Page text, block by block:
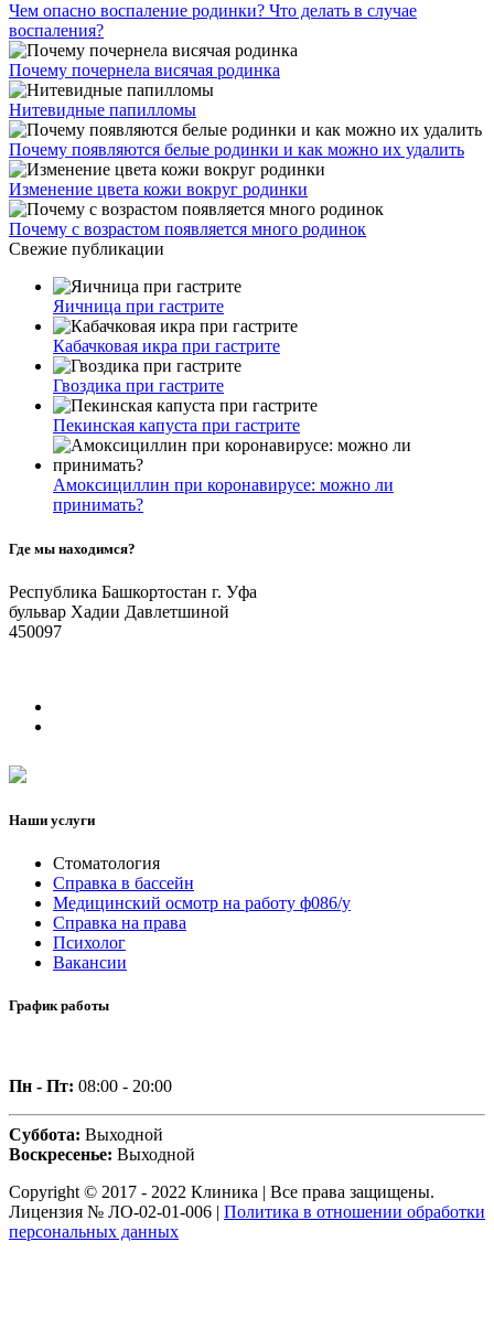
Чем опасно воспаление родинки? Что делать в случае
воспаления?
Почему почернела висячая родинка
Нитевидные папилломы
Почему появляются белые родинки и как можно их удалить
Изменение цвета кожи вокруг родинки
Почему с возрастом появляется много родинок
Свежие публикации
Яичница при гастрите
Кабачковая икра при гастрите
Гвоздика при гастрите
Пекинская капуста при гастрите
Амоксициллин при коронавирусе: можно ли
принимать?
Где мы находимся?
Республика Башкортостан г. Уфа
бульвар Хадии Давлетшиной
450097
Наши услуги
Стоматология
Справка в бассейн
Медицинский осмотр на работу ф086/у
Справка на права
Психолог
Вакансии
График работы
Пн - Пт: 08:00 - 20:00
Суббота: Выходной
Воскресенье: Выходной
Copyright © 2017 - 2022 Клиника | Все права защищены.
Лицензия № ЛО-02-01-006 | Политика в отношении обработки
персональных данных